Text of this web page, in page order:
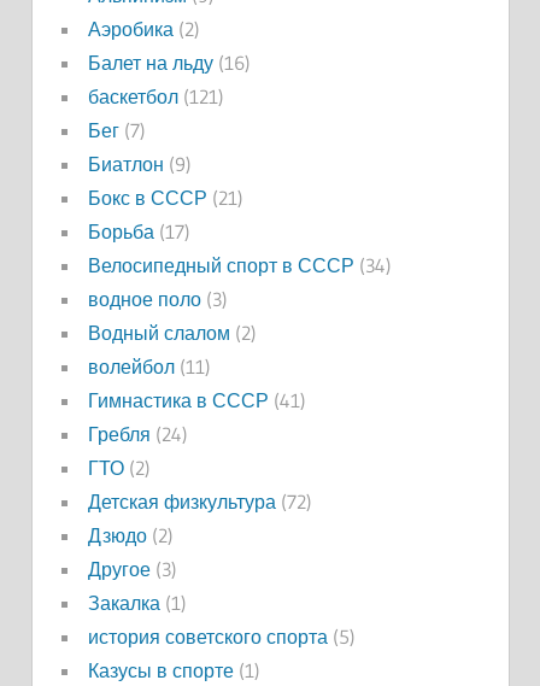
Аэробика(2)
Балет на льду(16)
баскетбол(121)
Бег(7)
Биатлон (9)
Бокс в СССР (21)
Борьба(17)
Велосипедный спорт в СССР (34)
водное поло(3)
Водный слалом (2)
волейбол(11)
Гимнастика в СССР (41)
Гребля (24)
ГТО(2)
Детская физкультура(72)
Дзюдо(2)
Другое(3)
Закалка(1)
история советского спорта(5)
Казусы в спорте(1)